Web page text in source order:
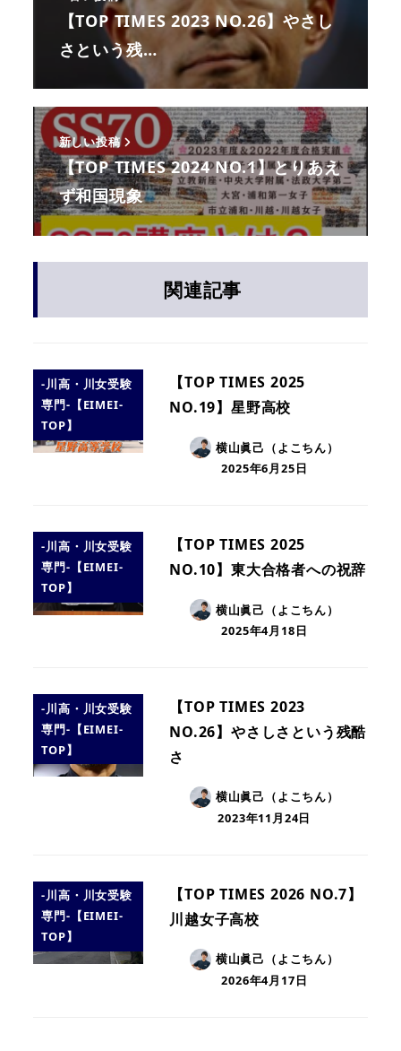
【TOP TIMES 2023 NO.26】やさし
さという残…
新しい投稿
【TOP TIMES 2024 NO.1】とりあえ
ず和国現象
関連記事
-川高・川女受験
専門-【EIMEI-
TOP】
【TOP TIMES 2025
NO.19】星野高校
横山眞己（よこちん）
2025年6月25日
-川高・川女受験
専門-【EIMEI-
TOP】
【TOP TIMES 2025
NO.10】東大合格者への祝辞
横山眞己（よこちん）
2025年4月18日
-川高・川女受験
専門-【EIMEI-
TOP】
【TOP TIMES 2023
NO.26】やさしさという残酷
さ
横山眞己（よこちん）
2023年11月24日
-川高・川女受験
専門-【EIMEI-
TOP】
【TOP TIMES 2026 NO.7】
川越女子高校
横山眞己（よこちん）
2026年4月17日